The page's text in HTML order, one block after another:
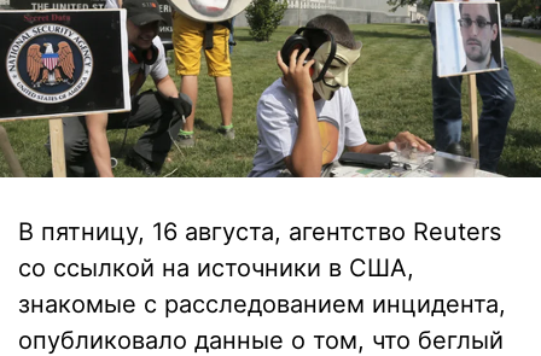
В пятницу, 16 августа, агентство Reuters
со ссылкой на источники в США,
знакомые с расследованием инцидента,
опубликовало данные о том, что беглый